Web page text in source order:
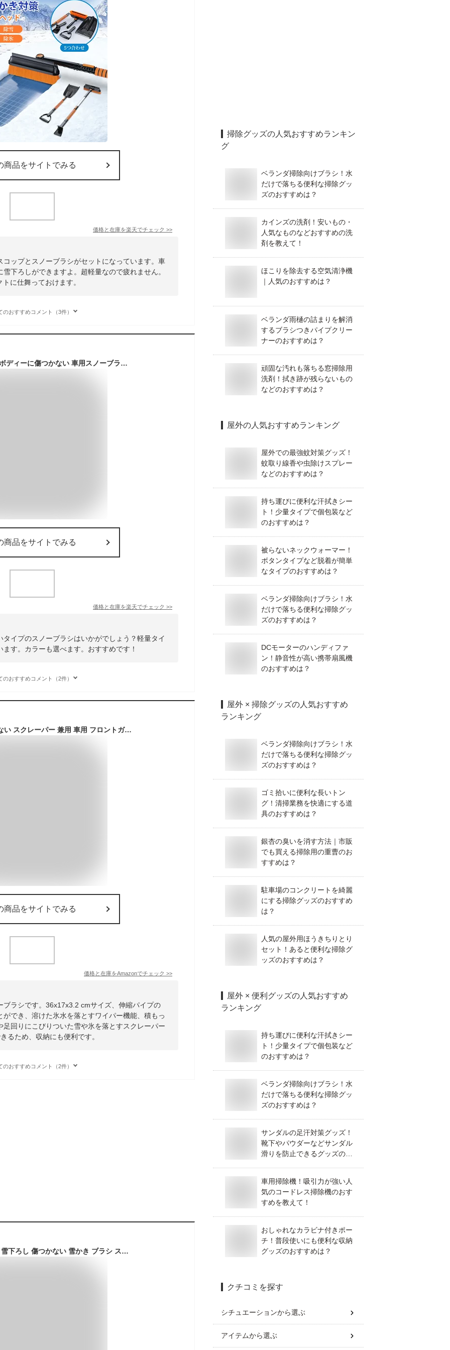
商品をサイトでみる
価格と在庫を楽天でチェック >>
ップとスノーブラシがセットになっています。車
下ろしができますよ。超軽量なので疲れません。
に仕舞っておけます。
のおすすめコメント（3件）
スノーブラシ 車用 車ボディーに傷つかない 車用スノーブラシ ゆきかき 雪かき 霜取り 軽量 アイススクレーパー 車用 雪対策 車雪落とし 除氷 雪ブラシ 氷取り 除雪 除霜 除雪ブラシ 除霜作業 冬 便利グッズ ブラック オレンジ ブルー 送料無料
商品をサイトでみる
価格と在庫を楽天でチェック >>
イプのスノーブラシはいかがでしょう？軽量タイ
す。カラーも選べます。おすすめです！
のおすすめコメント（2件）
スノーブラシ 傷つかない スクレーパー 兼用 車用 フロントガラス 凍結対策 伸縮タイプ 持ち運び 車載
商品をサイトでみる
価格と在庫をAmazonでチェック >>
ブラシです。36x17x3.2 cmサイズ、伸縮パイプの
でき、溶けた氷水を落とすワイパー機能、積もっ
回りにこびりついた雪や氷を落とすスクレーパー
るため、収納にも便利です。
のおすすめコメント（2件）
伸縮 スノーブラシ 車 雪下ろし 傷つかない 雪かき ブラシ スノーワイパー 窓 軽量 雪かきブラシ 除雪道具 メルテック SNB-02
掃除グッズの人気おすすめランキン
グ
ベランダ掃除向けブラシ！水
だけで落ちる便利な掃除グッ
ズのおすすめは？
カインズの洗剤！安いもの・
人気なものなどおすすめの洗
剤を教えて！
ほこりを除去する空気清浄機
｜人気のおすすめは？
ベランダ雨樋の詰まりを解消
するブラシつきパイプクリー
ナーのおすすめは？
頑固な汚れも落ちる窓掃除用
洗剤！拭き跡が残らないもの
などのおすすめは？
屋外の人気おすすめランキング
屋外での最強蚊対策グッズ！
蚊取り線香や虫除けスプレー
などのおすすめは？
持ち運びに便利な汗拭きシー
ト！少量タイプで個包装など
のおすすめは？
被らないネックウォーマー！
ボタンタイプなど脱着が簡単
なタイプのおすすめは？
ベランダ掃除向けブラシ！水
だけで落ちる便利な掃除グッ
ズのおすすめは？
DCモーターのハンディファ
ン！静音性が高い携帯扇風機
のおすすめは？
屋外 × 掃除グッズの人気おすすめ
ランキング
ベランダ掃除向けブラシ！水
だけで落ちる便利な掃除グッ
ズのおすすめは？
ゴミ拾いに便利な長いトン
グ！清掃業務を快適にする道
具のおすすめは？
銀杏の臭いを消す方法｜市販
でも買える掃除用の重曹のお
すすめは？
駐車場のコンクリートを綺麗
にする掃除グッズのおすすめ
は？
人気の屋外用ほうきちりとり
セット！あると便利な掃除グ
ッズのおすすめは？
屋外 × 便利グッズの人気おすすめ
ランキング
持ち運びに便利な汗拭きシー
ト！少量タイプで個包装など
のおすすめは？
ベランダ掃除向けブラシ！水
だけで落ちる便利な掃除グッ
ズのおすすめは？
サンダルの足汗対策グッズ！
靴下やパウダーなどサンダル
滑りを防止できるグッズのお
車用掃除機！吸引力が強い人
気のコードレス掃除機のおす
すめを教えて！
おしゃれなカラビナ付きポー
チ！普段使いにも便利な収納
グッズのおすすめは？
クチコミを探す
シチュエーションから選ぶ
アイテムから選ぶ